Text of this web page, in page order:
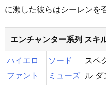
に瀕した彼らはシーレンを
エンチャンター系列 スキ
ハイエロ
ファント
ソード
ミューズ
スペ
ル ダ